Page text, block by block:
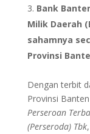
Bank
Milik Daerah
sahamnya
Provinsi
Dengan terbit
Provinsi
Perseroan
(Perseroda) Tbk